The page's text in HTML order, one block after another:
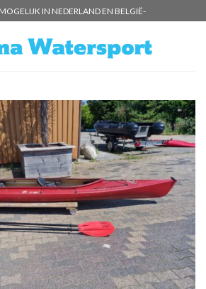
IN NEDERLAND EN BELGIË-